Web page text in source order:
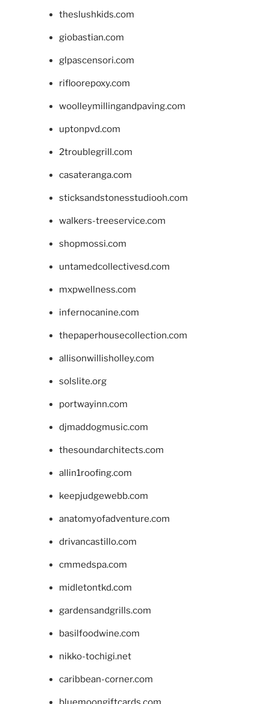
theslushkids.com
giobastian.com
glpascensori.com
rifloorepoxy.com
woolleymillingandpaving.com
uptonpvd.com
2troublegrill.com
casateranga.com
sticksandstonesstudiooh.com
walkers-treeservice.com
shopmossi.com
untamedcollectivesd.com
mxpwellness.com
infernocanine.com
thepaperhousecollection.com
allisonwillisholley.com
solslite.org
portwayinn.com
djmaddogmusic.com
thesoundarchitects.com
allin1roofing.com
keepjudgewebb.com
anatomyofadventure.com
drivancastillo.com
cmmedspa.com
midletontkd.com
gardensandgrills.com
basilfoodwine.com
nikko-tochigi.net
caribbean-corner.com